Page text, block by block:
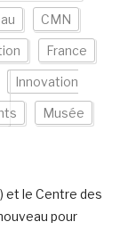
CMN
France
Innovation
Musée
et le Centre des
pour